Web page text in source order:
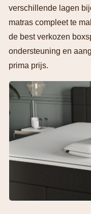
verschillende lagen
matras compleet te
de best verkozen
ondersteuning en
prima prijs.